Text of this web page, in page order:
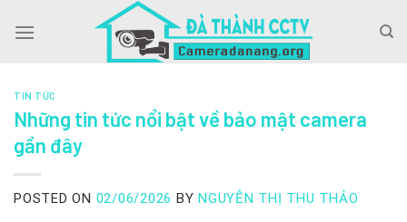
TIN TỨC
Những tin tức nổi bật về bảo mật camera
gần đây
POSTED ON 02/06/2026 BY NGUYỄN THỊ THU THẢO